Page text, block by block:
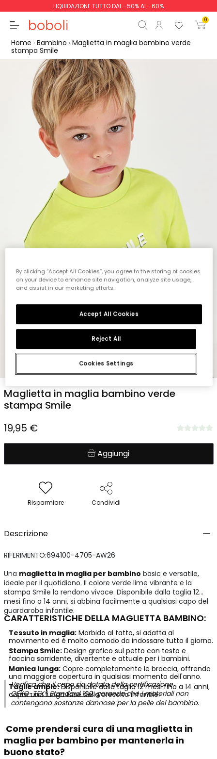
LIQUIDAZIONE TUTTO DAL -50% AL -60%
0
Totale parziale
Totale
Continua
Home Bambino Maglietta in maglia bambino verde
stampa Smile
2 3 4 5
Maglietta in maglia bambino verde
stampa Smile
19,95 €
Aggiungi
Risparmiare Condividi
Descrizione
RIFERIMENTO:694100-4705-AW26
Una maglietta in maglia per bambino basic e versatile,
ideale per il quotidiano. Il colore verde lime vibrante e la
stampa Smile la rendono vivace. Disponibile dalla taglia 12
mesi fino a 14 anni, si abbina facilmente a qualsiasi capo del
guardaroba infantile.
CARATTERISTICHE DELLA MAGLIETTA BAMBINO:
Tessuto in maglia:Morbido al tatto, si adatta al
movimento ed è molto comodo da indossare tutto il giorno.
Stampa Smile:Design grafico sul petto con testo e
faccina sorridente, divertente e attuale per i bambini.
Manica lunga:Copre completamente le braccia, offrendo
una maggiore copertura in qualsiasi momento dell'anno.
Taglie ampie:Disponibile dalla taglia 12 mesi fino a 14 anni,
copre una lunga fase della crescita infantile.
Verifica che il capo sia dotato della certificazione
OEKO-TEX® Standard 100, garanzia che i materiali non
contengono sostanze dannose per la pelle del bambino.
Come prendersi cura di una maglietta in
maglia per bambino per mantenerla in
buono stato?
By clicking “Accept All Cookies”, you agree to the storing of cookies
on your device to enhance site navigation, analyze site usage,
and assist in our marketing efforts.
Cookies Settings
Reject All
Accept All Cookies